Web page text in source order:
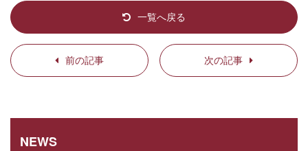
前の記事
一覧へ戻る
次の記事
NEWS